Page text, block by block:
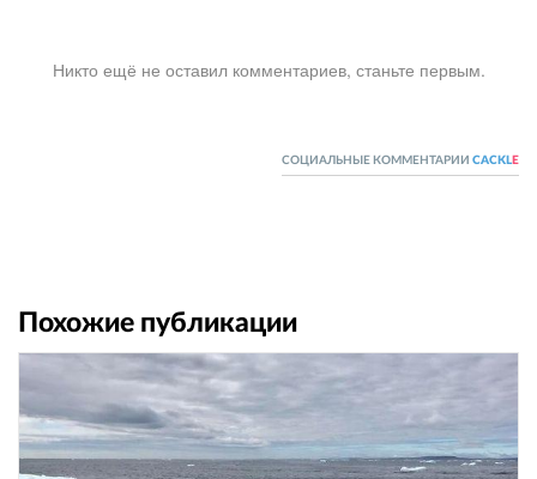
Никто ещё не оставил комментариев, станьте первым.
СОЦИАЛЬНЫЕ КОММЕНТАРИИ CACKL E
Похожие публикации